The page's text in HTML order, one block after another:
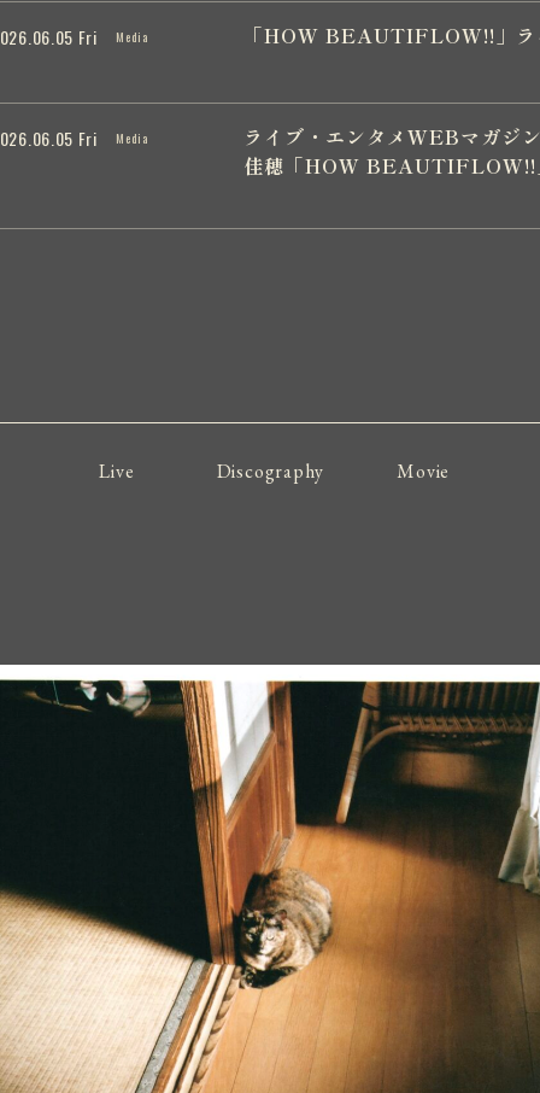
Fri Media 「HOW BEAUTIFLOW!!」
Fri Media
ライブ・エンタメWEBマガ
佳穂「HOW BEAUTIFLOW!!
Live Discography Movie